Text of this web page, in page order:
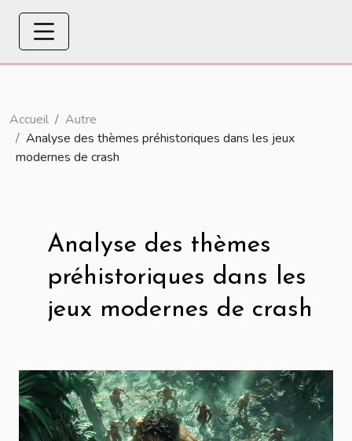
Accueil
Autre
Analyse des thèmes préhistoriques dans les jeux
modernes de crash
Analyse des thèmes
préhistoriques dans les
jeux modernes de crash